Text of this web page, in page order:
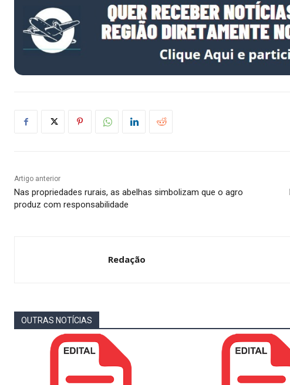
Artigo anterior
Nas propriedades rurais, as abelhas simbolizam que o agro
produz com responsabilidade
Redação
OUTRAS NOTÍCIAS